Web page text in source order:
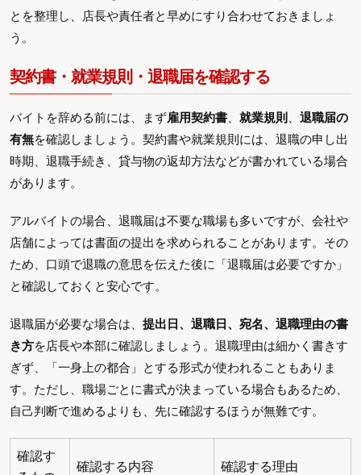
とを整理し、店長や責任者と早めにすり合わせておきましょ
う。
契約書・就業規則・退職届を確認する
バイトを辞める前には、まず雇用契約書、 就業規則、 退職届の
有無を確認しましょう。契約書や就業規則には、退職の申し出
時期、退職手続き、貸与物の返却方法などが書かれている場合
があります。
アルバイトの場合、退職届は不要な職場も多いですが、会社や
店舗によっては書面の提出を求められることがあります。その
ため、口頭で退職の意思を伝えた後に「退職届は必要ですか」
と確認しておくと安心です。
退職届が必要な場合は、 提出日、退職日、宛名、退職理由の書
き方を店長や本部に確認しましょう。退職理由は細かく書きす
ぎず、「一身上の都合」とする形式が使われることもありま
す。ただし、職場ごとに書式が決まっている場合もあるため、
自己判断で進めるよりも、先に確認するほうが無難です。
確認す
確認する内容 確認する理由